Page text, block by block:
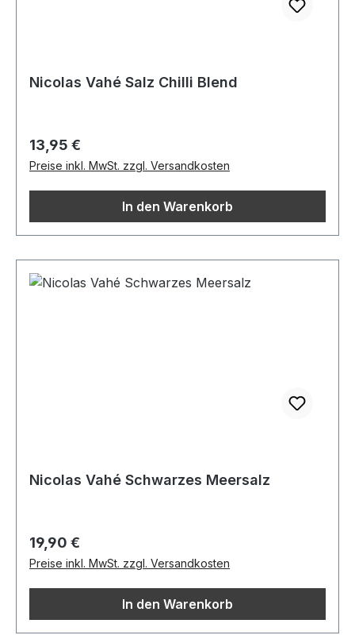
Nicolas Vahé Salz Chilli Blend
Regulärer Preis:
13,95 €
Preise inkl. MwSt. zzgl. Versandkosten
In den Warenkorb
Nicolas Vahé Schwarzes Meersalz
Regulärer Preis:
19,90 €
Preise inkl. MwSt. zzgl. Versandkosten
In den Warenkorb